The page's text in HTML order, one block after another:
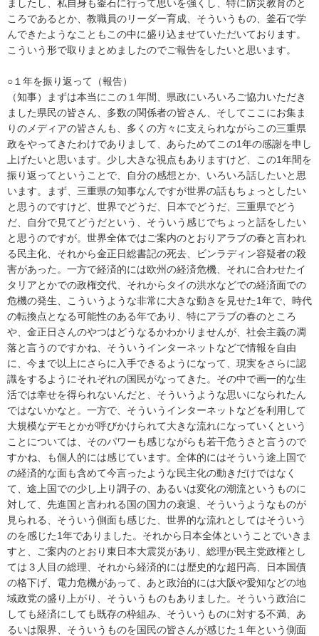
ましたし、私自身も釜石に行って思いを強くし、特に防災教育のと
ころであるとか、教職員のリーダー育成、そういうもの、釜石で学
んできたようなこともこの中に盛り込ませていただいております。
こういう形で取りまとめましたのでご報告をしたいと思います。
○１年を振り返って（報告）
（知事）まずは本当にこの１年間、県政にいろいろご協力いただき
ました県民の皆さん、多数の関係者の皆さん、そしてここにお集ま
りのメディアの皆さんも、多くの方々に支えられながらこの三重県
政をやってきたわけでありまして、あらためてこの1年の感謝を申し
上げたいと思います。少し大きな視点もありますけど、この1年間を
振り返ってということで、自分の感想とか、いろいろ話したいと思
います。まず、三重県の知事なんですが世界の話もちょっとしたい
と思うのですけど、世界でどうだ、日本でどうだ、三重県でどう
だ、自分で見てどうだという、そういう感じでちょっと話をしたい
と思うのですが。世界全体ではご案内のとおりアラブの春と言われ
る民主化、それから金正日総書記の死去、ビンラディン容疑者の殺
害があった。一方で経済的には欧州の経済危機、それに合わせたイ
タリアとかでの政権交代、それからタイの洪水などでの経済面での
危機の発生、こういうような非常に大きな動きを見せた1年で、時代
の転換点となる可能性のある年であり、特にアラブの春のところ
や、金正日さんのやつはどうなるかわかりませんが、社会主義の凋
落と言うのですかね、そういうインターネットなどで情報を自由
に、今まで以上にさらに入手できるようになって、現実をさらに認
識をするようにそれぞれの国民がなってきた。その中で画一的な生
活では幸せを得られないんだと、そういうような思いになられたん
ではないかなと。一方で、そういうインターネットなどを利用して
大規模なデモとかが呼びかけられて大きな流れになっていくという
ことについては、そのパワーも感じながらも若干危うさと言うので
すかね、も個人的には感じています。全体的にはそういう途上国で
の経済的な面も含めて今言ったような民主化の動きだけではなく
て、途上国での少し上り調子の、あるいは変化の潮流というものに
対して、先進国と言われる国の国力の衰退、そういうようなものが
見られる、そういう側面も感じた、世界的な流れとしてはそういう
のを感じた1年でありました。それから日本全体ということでいきま
すと、ご案内のとおり東日本大震災があり、総理が民主党政権とし
ては３人目の総理、それから経済的には歴史的な超円高、日本国債
の格下げ、電力危機があって、あと政治的には大阪や愛知などの地
域政党の盛り上がり、そういうものもありました。そういう政治に
しても経済にしても既存の枠組み、そういうものに対する不満、あ
るいは限界、そういうものを国民の皆さんが感じた１年という側面